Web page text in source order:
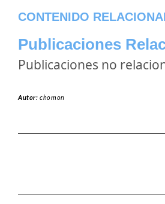
CONTENIDO
Publicaciones
Publicaciones no
Autor:chomon